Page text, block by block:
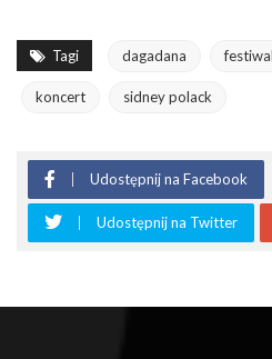
Tagi dagadana
koncert sidney polack
Udostępnij na Facebook
Udostępnij na Twitter